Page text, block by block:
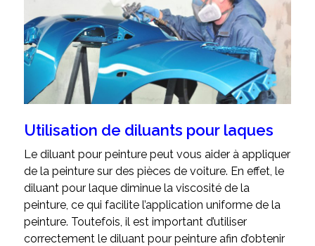
Utilisation de diluants pour laques
Le diluant pour peinture peut vous aider à appliquer
de la peinture sur des pièces de voiture. En effet, le
diluant pour laque diminue la viscosité de la
peinture, ce qui facilite l’application uniforme de la
peinture. Toutefois, il est important d’utiliser
correctement le diluant pour peinture afin d’obtenir